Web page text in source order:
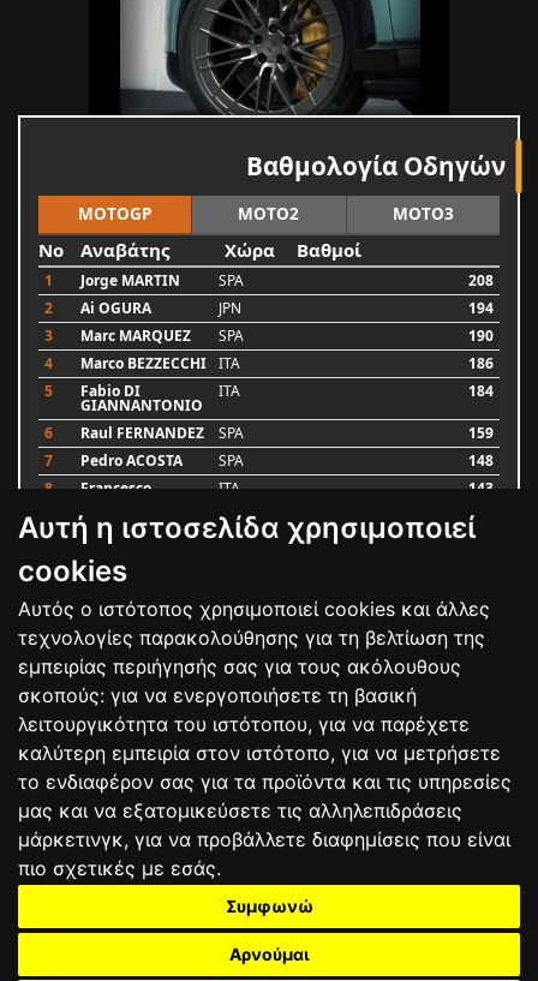
Αυτή η ιστοσελίδα χρησιμοποιεί
cookies
Αυτός ο ιστότοπος χρησιμοποιεί cookies και άλλες
τεχνολογίες παρακολούθησης για τη βελτίωση της
εμπειρίας περιήγησής σας για τους ακόλουθους
σκοπούς: για να ενεργοποιήσετε τη βασική
λειτουργικότητα του ιστότοπου, για να παρέχετε
καλύτερη εμπειρία στον ιστότοπο, για να μετρήσετε
το ενδιαφέρον σας για τα προϊόντα και τις υπηρεσίες
μας και να εξατομικεύσετε τις αλληλεπιδράσεις
μάρκετινγκ, για να προβάλλετε διαφημίσεις που είναι
πιο σχετικές με εσάς.
Συμφωνώ
Αρνούμαι
Βαθμολογία Οδηγών
MOTOGP MOTO2 MOTO3
No Αναβάτης Χώρα Βαθμοί
1 Jorge MARTIN SPA
208
2
Ai OGURA JPN
194
3
Marc MARQUEZ SPA
190
4
Marco BEZZECCHI ITA
186
5
Fabio DI
GIANNANTONIO
ITA 184
6 Raul FERNANDEZ SPA
159
7
Pedro ACOSTA SPA
148
8
Francesco ITA 143
9 Alex MARQUEZ SPA
Luca MARINI
Bαθμολογία
ΟΡΟΙ ΧΡΗΣΗΣΠΟΛΙΤΙΚΗ ΠΡΟΣΤΑΣΙΑΣ
ΑΓΩΝΕΣΑΠΟΤΕΛΕΣΜΑΤΑΑΓΟΡΑ